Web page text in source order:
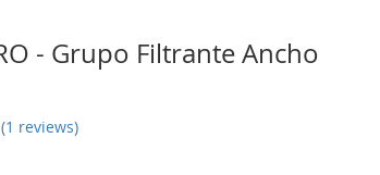
- Grupo Filtrante Ancho
(1 reviews)